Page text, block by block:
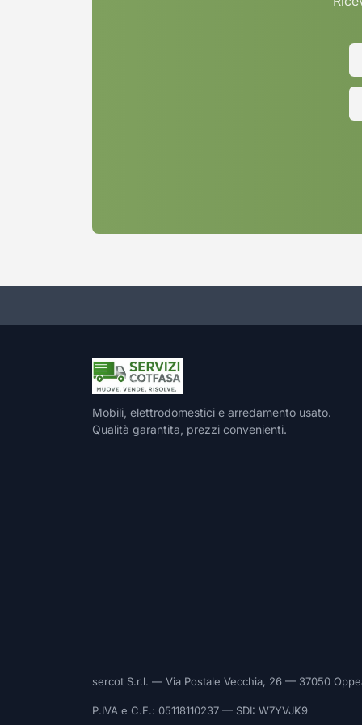
Mobili, elettrodomestici e arredamento usato.
Qualità garantita, prezzi convenienti.
sercot S.r.l. — Via Postale Vecchia, 26 — 37050
P.IVA e C.F.: 05118110237 — SDI: W7YVJK9